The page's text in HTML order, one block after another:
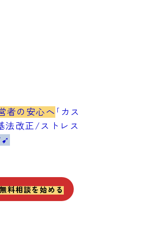
者の安心へ ｢カス
法改正/ストレス
料相談を始める